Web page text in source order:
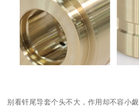
别看钎尾导套个头不大，作用却不容小